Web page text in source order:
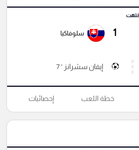
انتهت
1 سلوفاكيا
إيفان سشرانز ' 7
خطة اللعب إحصائيات